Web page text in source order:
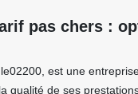
pas chers :
est une
qualité de ses